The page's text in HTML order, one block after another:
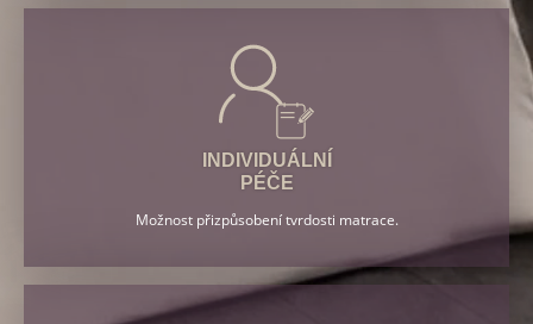
INDIVIDUÁLNÍ
PÉČE
Možnost přizpůsobení tvrdosti matrace.